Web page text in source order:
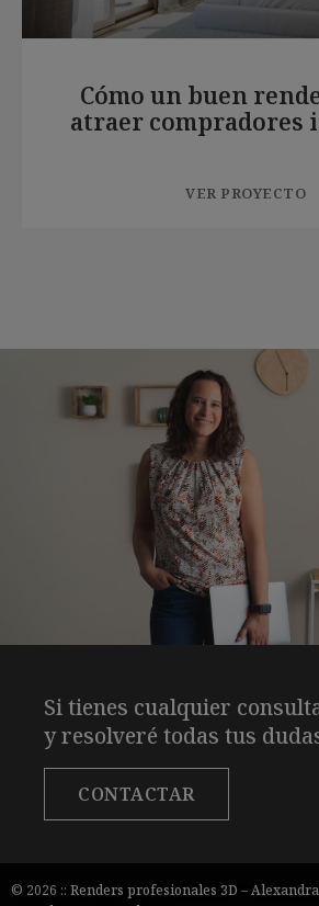
Cómo un buen
atraer compradores
VER PROYECTO
Si tienes cualquier
y resolveré todas tus
CONTACTAR
© 2026 :: Renders profesionales 3D –